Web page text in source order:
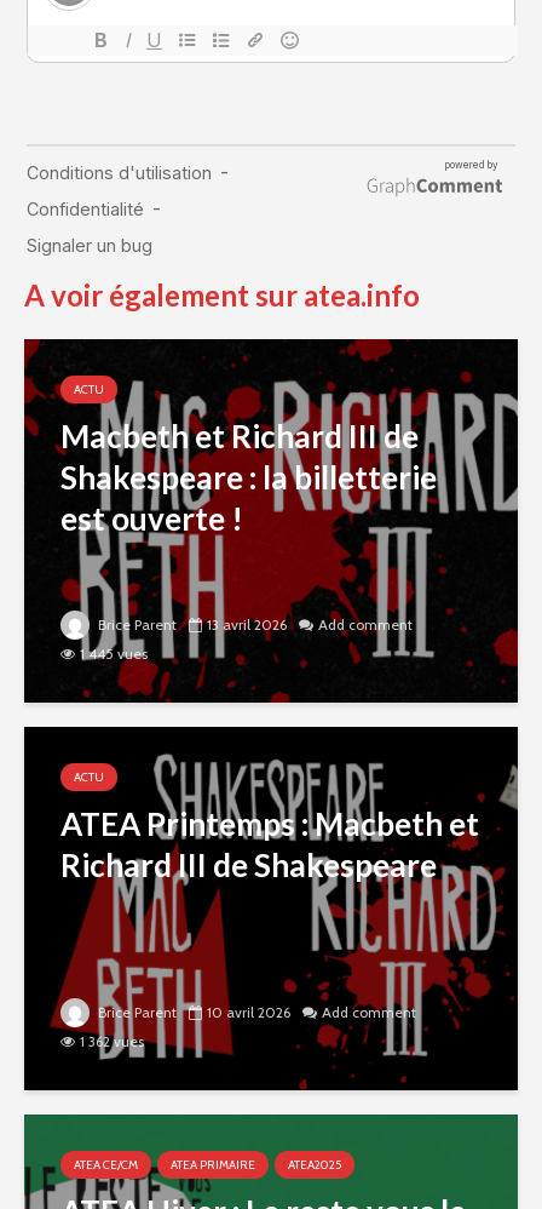
A voir également sur atea.info
ACTU
Macbeth et Richard III de
Shakespeare : la billetterie
est ouverte !
Brice Parent 13 avril 2026
Add comment
1 445 vues
ACTU
ATEA Printemps : Macbeth et
Richard III de Shakespeare
Brice Parent 10 avril 2026
Add comment
1 362 vues
ATEA CE/CM ATEA PRIMAIRE ATEA2025